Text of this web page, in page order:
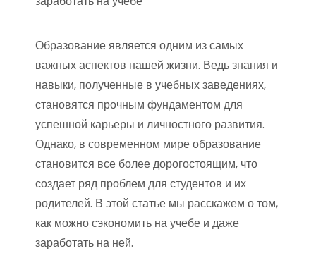
Образование является одним из самых
важных аспектов нашей жизни. Ведь знания и
навыки, полученные в учебных заведениях,
становятся прочным фундаментом для
успешной карьеры и личностного развития.
Однако, в современном мире образование
становится все более дорогостоящим, что
создает ряд проблем для студентов и их
родителей. В этой статье мы расскажем о том,
как можно сэкономить на учебе и даже
заработать на ней.